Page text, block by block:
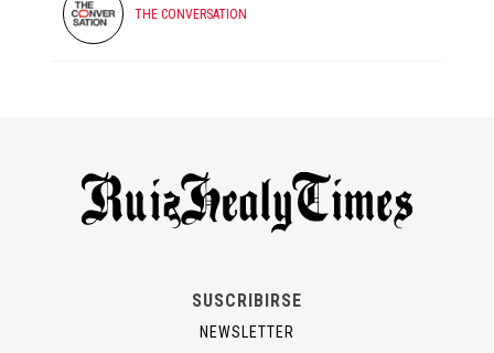
THE CONVERSATION
SUSCRIBIRSE
NEWSLETTER